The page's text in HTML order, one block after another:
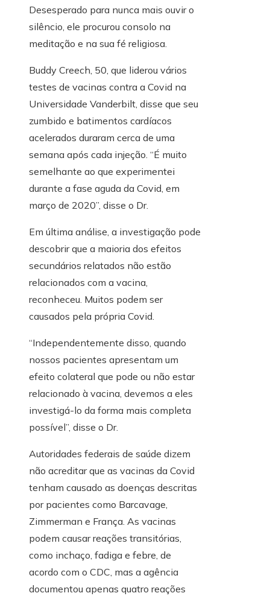
Desesperado para nunca mais ouvir o
silêncio, ele procurou consolo na
meditação e na sua fé religiosa.
Buddy Creech, 50, que liderou vários
testes de vacinas contra a Covid na
Universidade Vanderbilt, disse que seu
zumbido e batimentos cardíacos
acelerados duraram cerca de uma
semana após cada injeção. “É muito
semelhante ao que experimentei
durante a fase aguda da Covid, em
março de 2020”, disse o Dr.
Em última análise, a investigação pode
descobrir que a maioria dos efeitos
secundários relatados não estão
relacionados com a vacina,
reconheceu. Muitos podem ser
causados ​​pela própria Covid.
“Independentemente disso, quando
nossos pacientes apresentam um
efeito colateral que pode ou não estar
relacionado à vacina, devemos a eles
investigá-lo da forma mais completa
possível”, disse o Dr.
Autoridades federais de saúde dizem
não acreditar que as vacinas da Covid
tenham causado as doenças descritas
por pacientes como Barcavage,
Zimmerman e França. As vacinas
podem causar reações transitórias,
como inchaço, fadiga e febre, de
acordo com o CDC, mas a agência
documentou apenas quatro reações